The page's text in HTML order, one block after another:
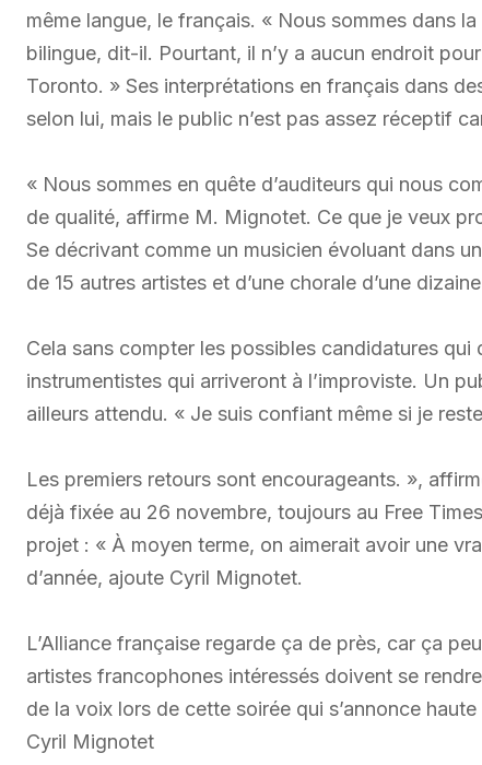
même langue, le français. « Nous sommes dans
bilingue, dit-il. Pourtant, il n’y a aucun endroit
Toronto. » Ses interprétations en français dans
selon lui, mais le public n’est pas assez réceptif
« Nous sommes en quête d’auditeurs qui nous
de qualité, affirme M. Mignotet. Ce que je veux
Se décrivant comme un musicien évoluant dans
de 15 autres artistes et d’une chorale d’une
Cela sans compter les possibles candidatures qui
instrumentistes qui arriveront à l’improviste. Un
ailleurs attendu. « Je suis confiant même si je
Les premiers retours sont encourageants. »,
déjà fixée au 26 novembre, toujours au Free
projet : « À moyen terme, on aimerait avoir une
d’année, ajoute Cyril Mignotet.
L’Alliance française regarde ça de près, car ça
artistes francophones intéressés doivent se
de la voix lors de cette soirée qui s’annonce
Cyril Mignotet